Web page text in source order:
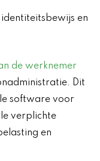
en
de werknemer
Dit
software voor
verplichte
en